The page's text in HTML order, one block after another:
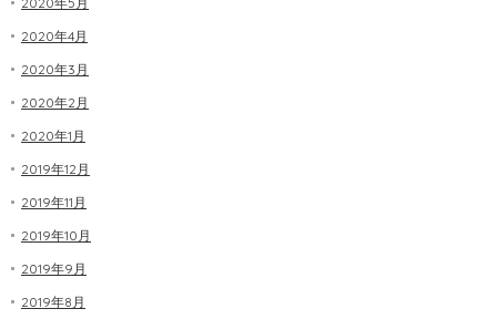
2020年4月
2020年3月
2020年2月
2020年1月
2019年12月
2019年11月
2019年10月
2019年9月
2019年8月